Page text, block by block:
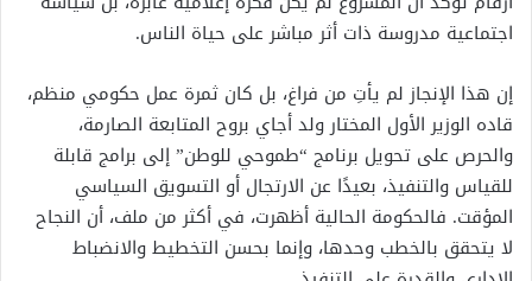
اجتماعية مدروسة ذات أثر مباشر على حياة الناس.
إن هذا الإنجاز لم يأتِ من فراغ، بل كان ثمرة عمل حكومي منظم،
قاده الوزير الأول المختار ولد أجاي بروح المتابعة الصارمة،
والحرص على تحويل برنامج “طموحي للوطن” إلى برامج قابلة
للقياس والتنفيذ، بعيدًا عن الارتجال أو التسويق السياسي
المؤقت. فالحكومة الحالية أظهرت، في أكثر من ملف، أن النجاح
لا يتحقق بالخطب وحدها، وإنما بحسن التخطيط والانضباط